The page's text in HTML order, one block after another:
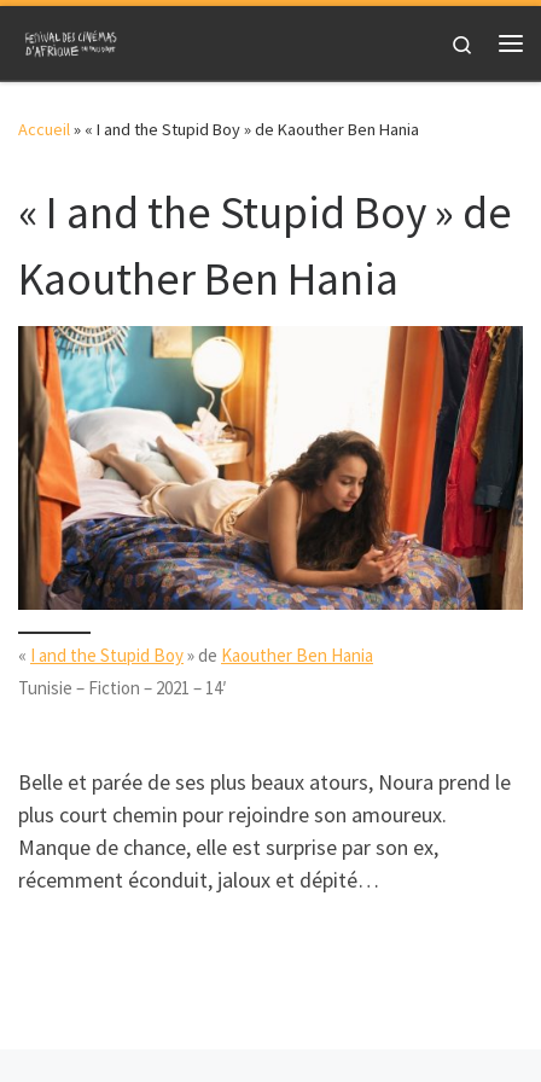
Skip to content
Search
Accueil» « I and the Stupid Boy » de Kaouther Ben Hania
« I and the Stupid Boy » de
Kaouther Ben Hania
« I and the Stupid Boy» de Kaouther Ben Hania
Tunisie – Fiction – 2021 – 14′
Belle et parée de ses plus beaux atours, Noura prend le
plus court chemin pour rejoindre son amoureux.
Manque de chance, elle est surprise par son ex,
récemment éconduit, jaloux et dépité…